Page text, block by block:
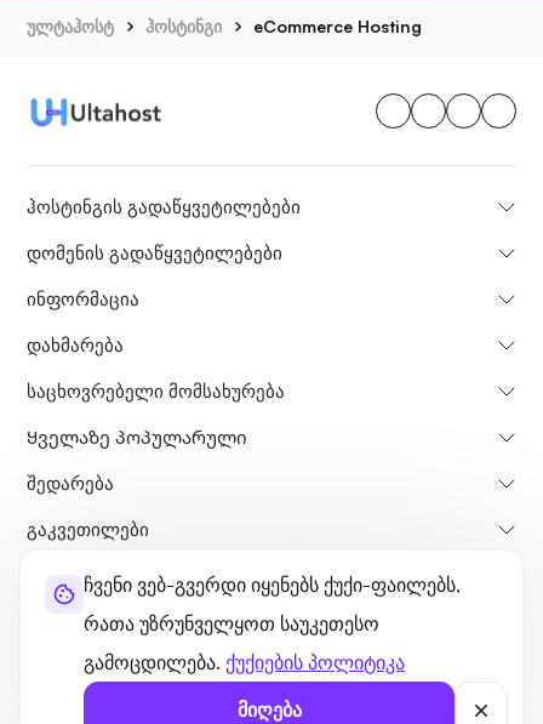
ჩვენი ვებ-გვერდი იყენებს ქუქი-ფაილებს,
რათა უზრუნველყოთ საუკეთესო
გამოცდილება. ქუქიების პოლიტიკა
მიღება
ულტაჰოსტ ჰოსტინგი eCommerce Hosting
ჰოსტინგის გადაწყვეტილებები
დომენის გადაწყვეტილებები
ინფორმაცია
დახმარება
საცხოვრებელი მომსახურება
Ყველაზე პოპულარული
Შედარება
გაკვეთილები
შესახებ
კონფიდენციალურობის პოლიტიკალეგალური
©2026 UltaHost - ყველა უფლება დაცულია.